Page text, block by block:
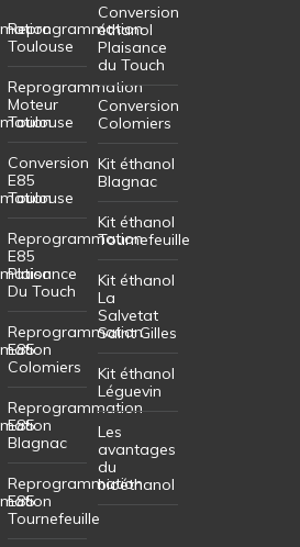
Reprogrammation
Toulouse
Reprogrammation
Moteur
Toulouse
Conversion
E85
Toulouse
Reprogrammation
E85
Plaisance
Du Touch
Reprogrammation
E85
Colomiers
Reprogrammation
E85
Blagnac
Reprogrammation
E85
Tournefeuille
Conversion
éthanol
Plaisance
du Touch
Conversion
Colomiers
Kit éthanol
Blagnac
Kit éthanol
Tournefeuille
Kit éthanol
La
Salvetat
Saint Gilles
Kit éthanol
Léguevin
Les
avantages
du
bioéthanol